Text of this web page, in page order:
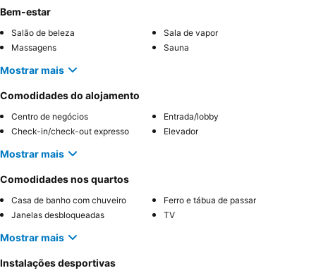
Bem-estar
Salão de beleza
Sala de vapor
Massagens
Sauna
Mostrar mais
Comodidades do alojamento
Centro de negócios
Entrada/lobby
Check-in/check-out expresso
Elevador
Mostrar mais
Comodidades nos quartos
Casa de banho com chuveiro
Ferro e tábua de passar
Janelas desbloqueadas
TV
Mostrar mais
Instalações desportivas